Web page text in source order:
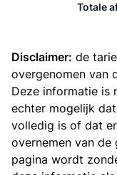
Totale
Disclaimer: de
overgenomen van
Deze informatie is
echter mogelijk
volledig is of dat
overnemen van
pagina wordt